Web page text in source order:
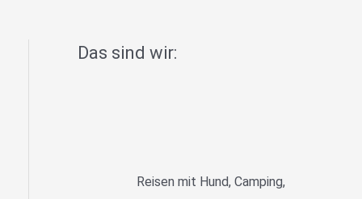
Das sind wir:
Reisen mit Hund, Camping,